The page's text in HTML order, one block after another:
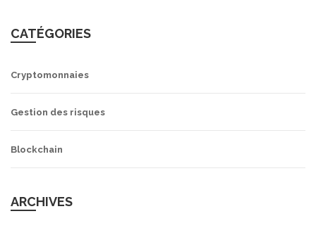
CATÉGORIES
Cryptomonnaies
Gestion des risques
Blockchain
ARCHIVES